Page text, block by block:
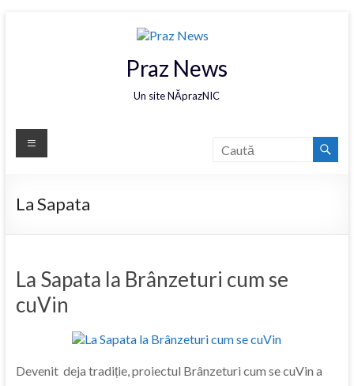
Praz News
Un site NĂprazNIC
La Sapata
La Sapata la Brânzeturi cum se
cuVin
Devenit deja tradiție, proiectul Brânzeturi cum se cuVin a